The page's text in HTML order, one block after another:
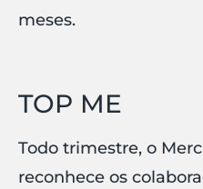
meses.
TOP ME
Todo trimestre, o
reconhece os